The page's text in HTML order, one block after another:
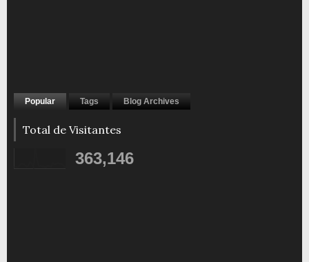
Popular Tags Blog Archives
Total de Visitantes
363,146